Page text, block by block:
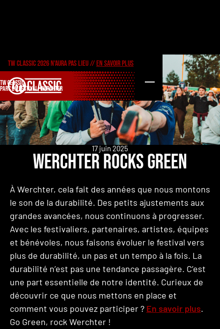
TW CLASSIC 2026 N'AURA PAS LIEU //EN SAVOIR PLUS
TW CLASSIC
PARC DU FESTIVAL, WERCHTER
17 juin 2025
Werchter rocks green
À Werchter, cela fait des années que nous montons
le son de la durabilité. Des petits ajustements aux
grandes avancées, nous continuons à progresser.
Avec les festivaliers, partenaires, artistes, équipes
et bénévoles, nous faisons évoluer le festival vers
plus de durabilité, un pas et un tempo à la fois. La
durabilité n’est pas une tendance passagère. C’est
une part essentielle de notre identité. Curieux de
découvrir ce que nous mettons en place et
comment vous pouvez participer ? En savoir plus.
Go Green, rock Werchter !